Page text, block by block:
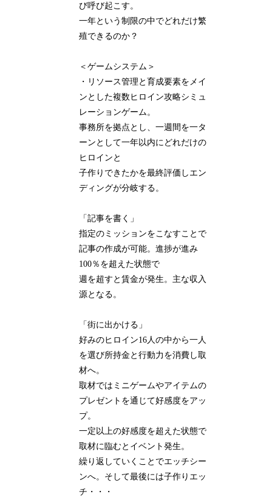
び呼び起こす。
一年という制限の中でどれだけ繁
殖できるのか？
＜ゲームシステム＞
・リソース管理と育成要素をメイ
ンとした複数ヒロイン攻略シミュ
レーションゲーム。
事務所を拠点とし、一週間を一タ
ーンとして一年以内にどれだけの
ヒロインと
子作りできたかを最終評価しエン
ディングが分岐する。
「記事を書く」
指定のミッションをこなすことで
記事の作成が可能。進捗が進み
100％を超えた状態で
週を超すと賃金が発生。主な収入
源となる。
「街に出かける」
好みのヒロイン16人の中から一人
を選び所持金と行動力を消費し取
材へ。
取材ではミニゲームやアイテムの
プレゼントを通じて好感度をアッ
プ。
一定以上の好感度を超えた状態で
取材に臨むとイベント発生。
繰り返していくことでエッチシー
ンへ。そして最後には子作りエッ
チ・・・